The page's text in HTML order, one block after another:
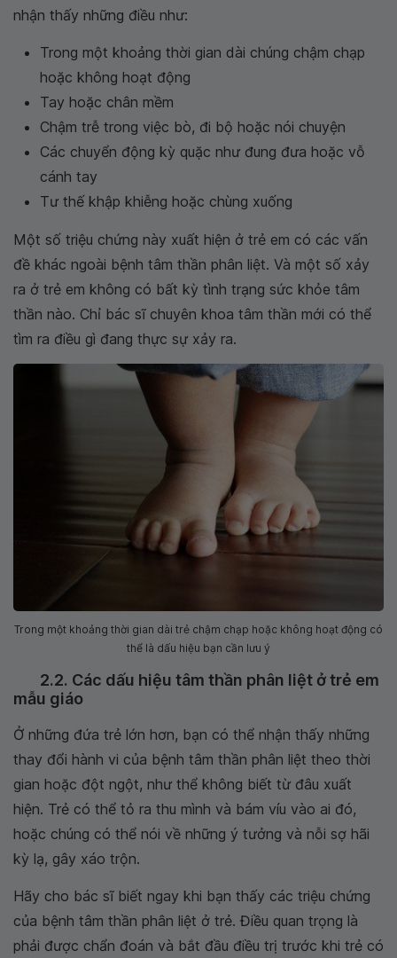
nhận thấy những điều như:
Trong một khoảng thời gian dài chúng chậm chạp
hoặc không hoạt động
Tay hoặc chân mềm
Chậm trễ trong việc bò, đi bộ hoặc nói chuyện
Các chuyển động kỳ quặc như đung đưa hoặc vỗ
cánh tay
Tư thế khập khiễng hoặc chùng xuống
Một số triệu chứng này xuất hiện ở trẻ em có các vấn
đề khác ngoài bệnh tâm thần phân liệt. Và một số xảy
ra ở trẻ em không có bất kỳ tình trạng sức khỏe tâm
thần nào. Chỉ bác sĩ chuyên khoa tâm thần mới có thể
tìm ra điều gì đang thực sự xảy ra.
Trong một khoảng thời gian dài trẻ chậm chạp hoặc không hoạt động có
thể là dấu hiệu bạn cần lưu ý
2.2. Các dấu hiệu tâm thần phân liệt ở trẻ em
mẫu giáo
Ở những đứa trẻ lớn hơn, bạn có thể nhận thấy những
thay đổi hành vi của bệnh tâm thần phân liệt theo thời
gian hoặc đột ngột, như thể không biết từ đâu xuất
hiện. Trẻ có thể tỏ ra thu mình và bám víu vào ai đó,
hoặc chúng có thể nói về những ý tưởng và nỗi sợ hãi
kỳ lạ, gây xáo trộn.
Hãy cho bác sĩ biết ngay khi bạn thấy các triệu chứng
của bệnh tâm thần phân liệt ở trẻ. Điều quan trọng là
phải được chẩn đoán và bắt đầu điều trị trước khi trẻ có